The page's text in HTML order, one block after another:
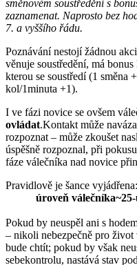
směnovém soustředění s
zaznamenat. Naprosto bez
7. a vyššího řádu.
Poznávání nestojí žádnou
věnuje soustředění, má
kterou se soustředí (1 směna
kol/1minuta +1).
I ve fázi novice se ovšem
ovládat.Kontakt může
rozpoznat – může zkoušet
úspěšně rozpoznal, při
fáze válečníka nad novice
Pravidlově je šance vyjádřena:
úroveň
Pokud by neuspěl ani s
– nikoli nebezpečně pro život
bude chtít; pokud by však
sebekontrolu, nastává stav